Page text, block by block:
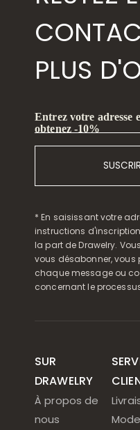
PLUS
Entrez votre adresse
obtenez -10%
* En saisissant votre
instructions
la part de Drawelry.
vous désabonner, vous
chaque message ou
concernant le
SUR
DRAWELRY
À propos de
nous